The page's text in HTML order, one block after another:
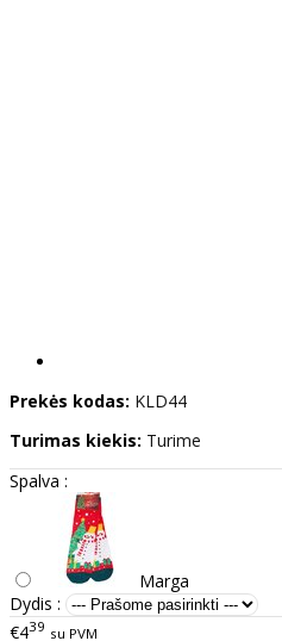
Prekės kodas: KLD44
Turimas kiekis: Turime
Spalva :
Marga
Dydis :
€439 su PVM